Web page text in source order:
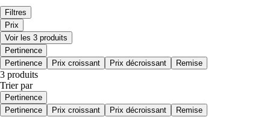
Filtres
Prix
Voir les 3 produits
Pertinence
Pertinence
Prix croissant Prix décroissant Remise
3 produits
Trier par
Pertinence
Pertinence
Prix croissant Prix décroissant Remise